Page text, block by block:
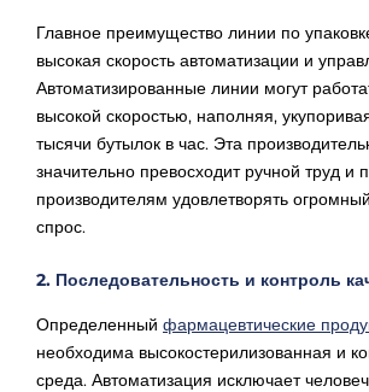
Главное преимущество линии по
высокая скорость автоматизации и
Автоматизированные линии могут
высокой скоростью, наполняя,
тысячи бутылок в час. Эта
значительно превосходит ручной труд и
производителям удовлетворять
спрос.
2. Последовательность и контроль
Определенный фармацевтические
необходима высокостерилизованная и
среда. Автоматизация исключает